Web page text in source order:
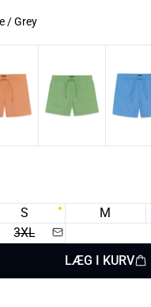
/ Grey
S M
3XL
LÆG I KURV